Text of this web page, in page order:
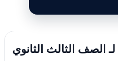
الصف الثالث الثانوي